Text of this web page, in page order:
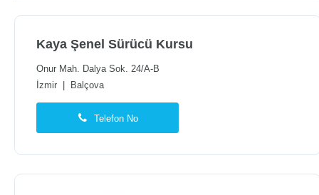
Kaya Şenel Sürücü Kursu
Onur Mah. Dalya Sok. 24/A-B
İzmir
Balçova
Telefon No